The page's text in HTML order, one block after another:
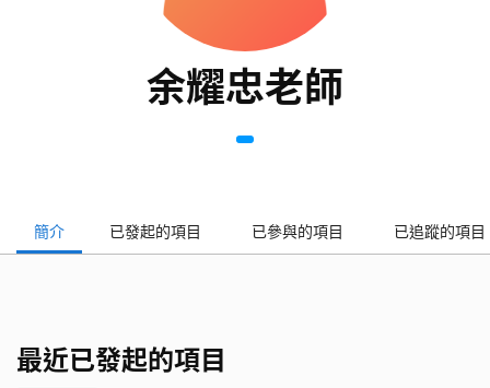
余耀忠老師
簡介 已發起的項目 已參與的項目 已追蹤的項目
最近已發起的項目